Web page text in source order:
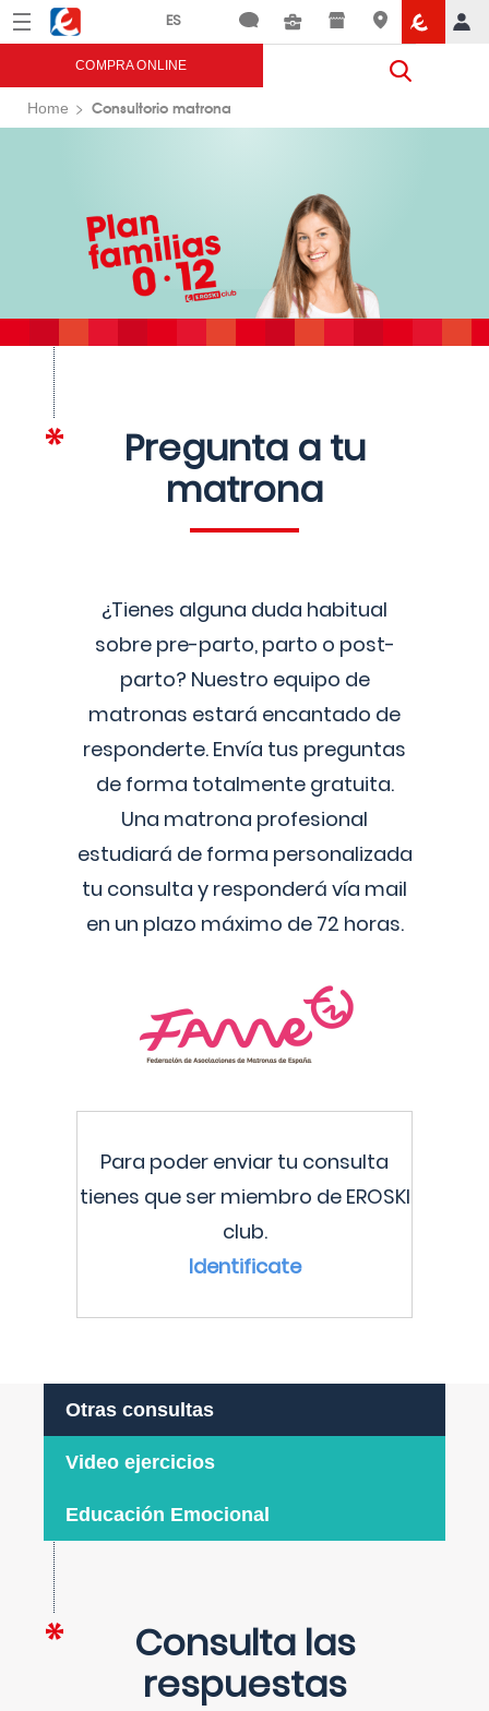
Menú Eroski
COMPRA ONLINE
Home Consultorio matrona
Pregunta a tu
matrona
¿Tienes alguna duda habitual
sobre pre-parto, parto o post-
parto? Nuestro equipo de
matronas estará encantado de
responderte. Envía tus preguntas
de forma totalmente gratuita.
Una matrona profesional
estudiará de forma personalizada
tu consulta y responderá vía mail
en un plazo máximo de 72 horas.
Para poder enviar tu consulta
tienes que ser miembro de EROSKI
club.
Identificate
Otras consultas
Video ejercicios
Educación Emocional
Consulta las
respuestas